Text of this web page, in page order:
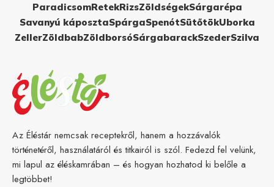
ParadicsomRetekRizsZöldségekSárgarépa
Savanyú káposztaSpárgaSpenótSütőtökUborka
ZellerZöldbabZöldborsóSárgabarackSzederSzilva
Az Éléstár nemcsak receptekről, hanem a hozzávalók
történetéről, használatáról és titkairól is szól. Fedezd fel velünk,
mi lapul az éléskamrában – és hogyan hozhatod ki belőle a
legtöbbet!